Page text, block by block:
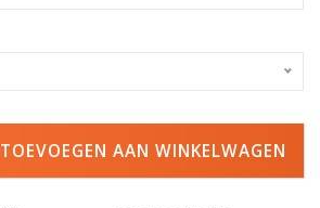
TOEVOEGEN AAN WINKELWAGEN